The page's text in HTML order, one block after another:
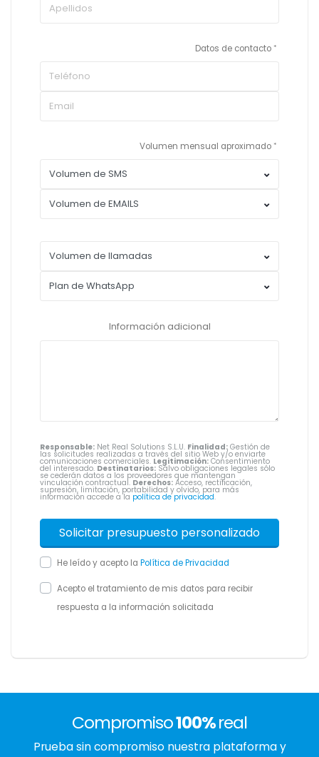
Datos de contacto
Volumen mensual aproximado
Información adicional
Responsable: Net Real Solutions S.L.U. Finalidad: Gestión de
las solicitudes realizadas a través del sitio Web y/o enviarte
comunicaciones comerciales. Legitimación: Consentimiento
del interesado. Destinatarios: Salvo obligaciones legales sólo
se cederán datos a los proveedores que mantengan
vinculación contractual. Derechos: Acceso, rectificación,
supresión, limitación, portabilidad y olvido, para más
información accede a la política de privacidad.
He leído y acepto la Política de Privacidad
Acepto el tratamiento de mis datos para recibir
respuesta a la información solicitada
Compromiso100%real
Prueba sin compromiso nuestra plataforma y